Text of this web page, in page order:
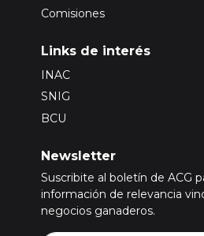
Comisiones
Links de interés
INAC
SNIG
BCU
Newsletter
Suscribite al boletín de ACG
información de relevancia
negocios ganaderos.